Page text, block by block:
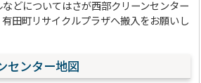
どについてはさが西部クリーンセンター
田町リサイクルプラザへ搬入をお願いし
センター地図